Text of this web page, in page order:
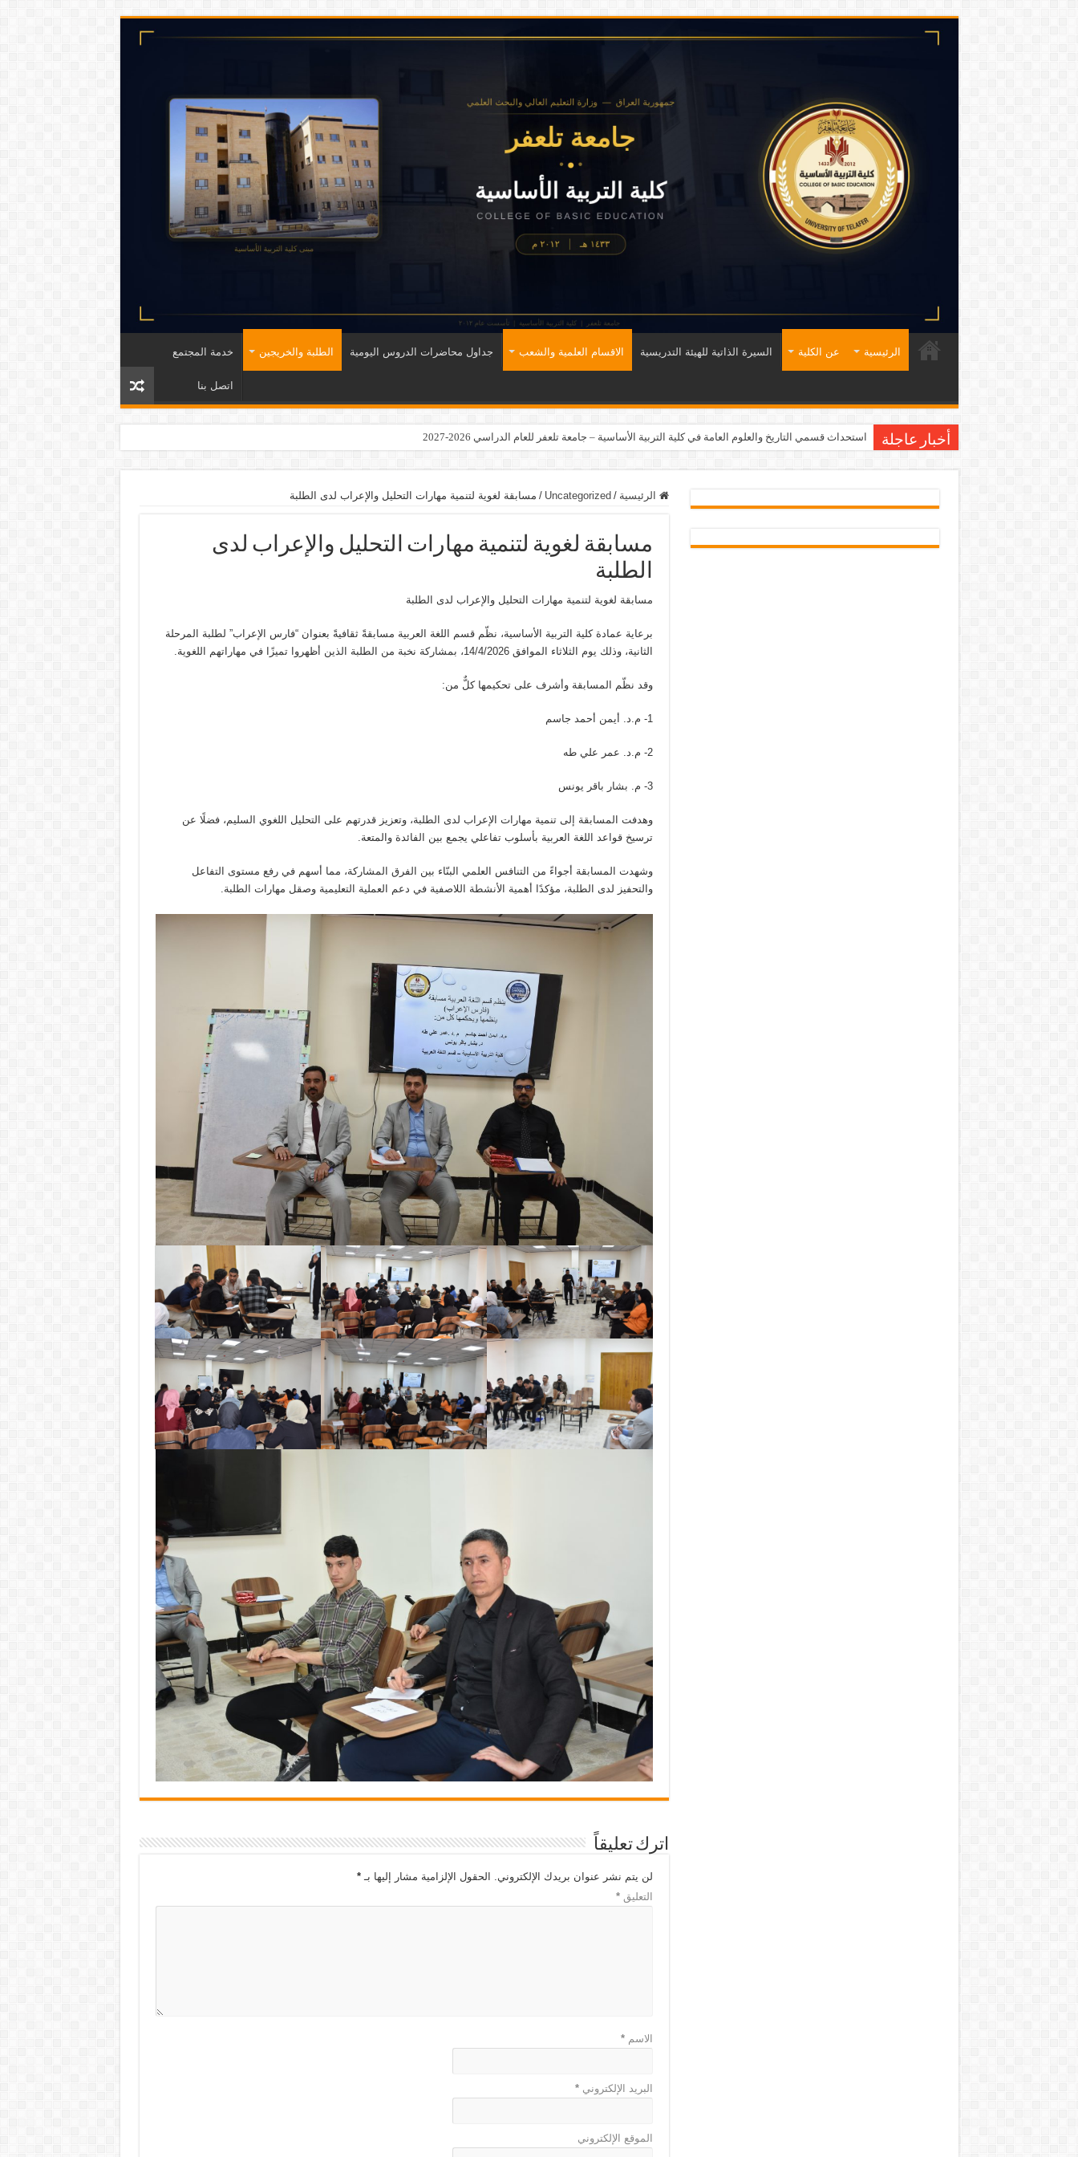
الرئيسية عن الكلية السيرة الذاتية للهيئة التدريسية الاقسام العلمية والشعب جداول محاضرات الدروس اليومية الطلبة والخريجين خدمة المجتمع
اتصل بنا
أخبار عاجلة استحداث قسمي التاريخ والعلوم العامة في كلية التربية الأساسية – جامعة تلعفر للعام الدراسي 2026-2027
الرئيسية /
Uncategorized
/ مسابقة لغوية لتنمية مهارات التحليل والإعراب لدى الطلبة
مسابقة لغوية لتنمية مهارات التحليل والإعراب لدى
الطلبة
مسابقة لغوية لتنمية مهارات التحليل والإعراب لدى الطلبة
برعاية عمادة كلية التربية الأساسية، نظّم قسم اللغة العربية مسابقةً ثقافيةً بعنوان “فارس الإعراب” لطلبة المرحلة
الثانية، وذلك يوم الثلاثاء الموافق 14/4/2026، بمشاركة نخبة من الطلبة الذين أظهروا تميزًا في مهاراتهم اللغوية.
وقد نظّم المسابقة وأشرف على تحكيمها كلٌّ من:
1- م.د. أيمن أحمد جاسم
2- م.د. عمر علي طه
3- م. بشار باقر يونس
وهدفت المسابقة إلى تنمية مهارات الإعراب لدى الطلبة، وتعزيز قدرتهم على التحليل اللغوي السليم، فضلًا عن
ترسيخ قواعد اللغة العربية بأسلوب تفاعلي يجمع بين الفائدة والمتعة.
وشهدت المسابقة أجواءً من التنافس العلمي البنّاء بين الفرق المشاركة، مما أسهم في رفع مستوى التفاعل
والتحفيز لدى الطلبة، مؤكدًا أهمية الأنشطة اللاصفية في دعم العملية التعليمية وصقل مهارات الطلبة.
اترك تعليقاً
لن يتم نشر عنوان بريدك الإلكتروني. الحقول الإلزامية مشار إليها بـ*
التعليق*
الاسم*
البريد الإلكتروني*
الموقع الإلكتروني